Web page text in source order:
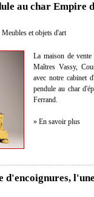
au char Empire
Meubles et objets d'art
La maison de
Maîtres Vassy,
avec notre cabinet
pendule au char
Ferrand.
» En savoir plus